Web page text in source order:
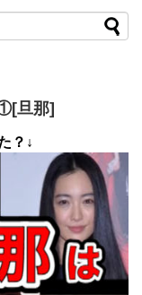
旦那]
？↓